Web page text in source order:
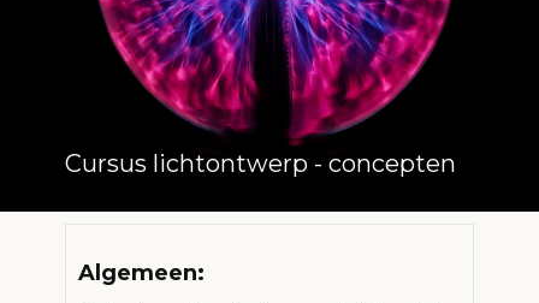
Cursus ​lichtontwerp - concepten
Algemeen: